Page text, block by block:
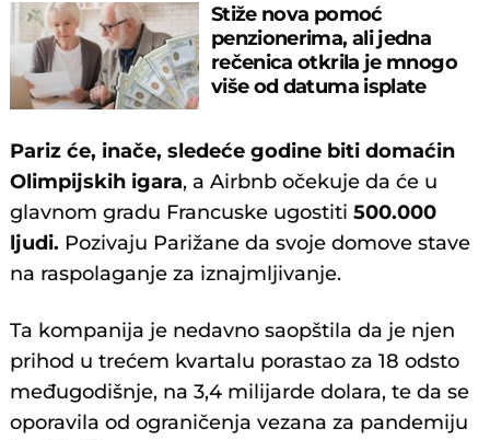
Stiže nova pomoć
penzionerima, ali jedna
rečenica otkrila je mnogo
više od datuma isplate
Pariz će, inače, sledeće godine biti domaćin
Olimpijskih igara, a Airbnb očekuje da će u
glavnom gradu Francuske ugostiti500.000
ljudi. Pozivaju Parižane da svoje domove stave
na raspolaganje za iznajmljivanje.
Ta kompanija je nedavno saopštila da je njen
prihod u trećem kvartalu porastao za 18 odsto
međugodišnje, na 3,4 milijarde dolara, te da se
oporavila od ograničenja vezana za pandemiju